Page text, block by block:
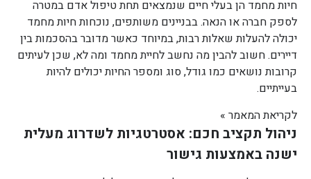
חיות מחמד הן בעלי חיים שנמצאים תחת טיפול אדם במטרה
לספק חברה או הנאה. בבניינים משותפים, נוכחות חיות מחמד
יכולה להעלות שאלות רבות, במיוחד כאשר מדובר בהסכמות בין
דיירים. חשוב להבין מה נחשב לחיית מחמד ומה לא, שכן לעיתים
קרובות נושאים כמו גודל, סוג ומספר החיות יכולים להיות
בעייתיים.
לקריאת המאמר »
ניהול תקציב חכם: אסטרטגיות לשדרוג מעלית
ישנה באמצעות גישור